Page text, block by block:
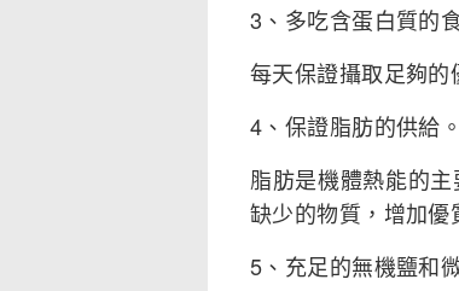
3、多吃含蛋白質的
每天保證攝取足夠的
4、保證脂肪的供給。
脂肪是機體熱能的
缺少的物質，增加優
5、充足的無機鹽和